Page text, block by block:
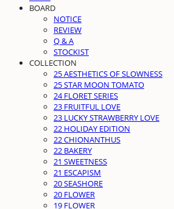
BOARD
NOTICE
REVIEW
Q & A
STOCKIST
COLLECTION
25 AESTHETICS OF SLOWNESS
25 STAR MOON TOMATO
24 FLORET SERIES
23 FRUITFUL LOVE
23 LUCKY STRAWBERRY LOVE
22 HOLIDAY EDITION
22 CHIONANTHUS
22 BAKERY
21 SWEETNESS
21 ESCAPISM
20 SEASHORE
20 FLOWER
19 FLOWER